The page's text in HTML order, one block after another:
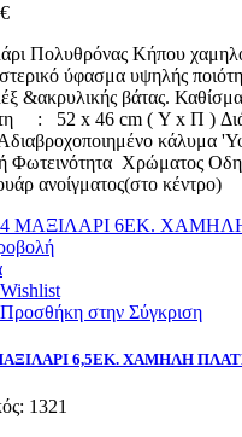
Πολυθρόνας Κήπου
ύφασμα υψηλής
&ακρυλικής βάτας.
: 52 x 46 cm ( Υ x Π )
κάλυμα
Φωτεινότητα Χρώματος
ανοίγματος(στο κέντρο)
Wishlist
Προσθήκη στην Σύγκριση
6,5ΕΚ. ΧΑΜΗΛΗ
1321